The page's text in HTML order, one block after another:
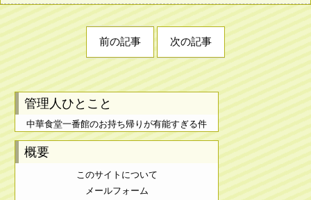
前の記事 次の記事
管理人ひとこと
中華食堂一番館のお持ち帰りが有能すぎる件
概要
このサイトについて
メールフォーム